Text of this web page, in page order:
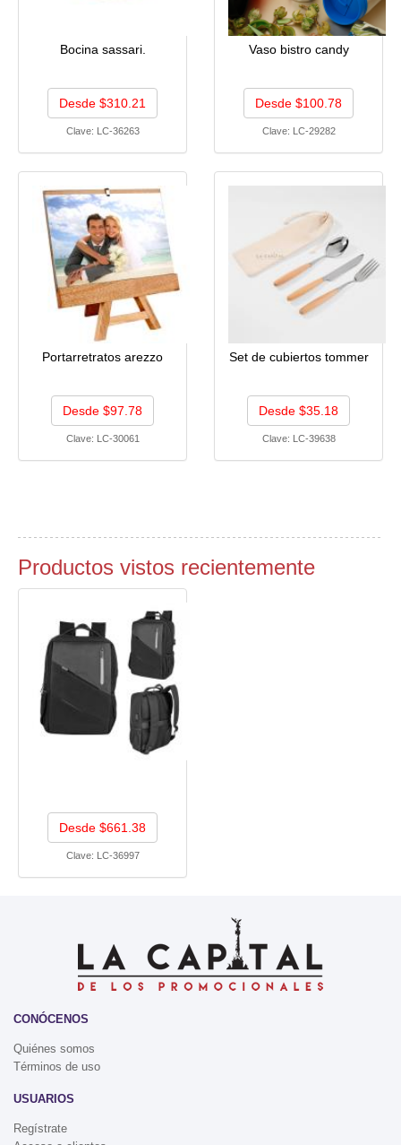
Bocina sassari.
Desde $310.21
Clave: LC-36263
Vaso bistro candy
Desde $100.78
Clave: LC-29282
Portarretratos arezzo
Desde $97.78
Clave: LC-30061
Set de cubiertos tommer
Desde $35.18
Clave: LC-39638
Productos vistos recientemente
Desde $661.38
Clave: LC-36997
CONÓCENOS
Quiénes somos
Términos de uso
USUARIOS
Regístrate